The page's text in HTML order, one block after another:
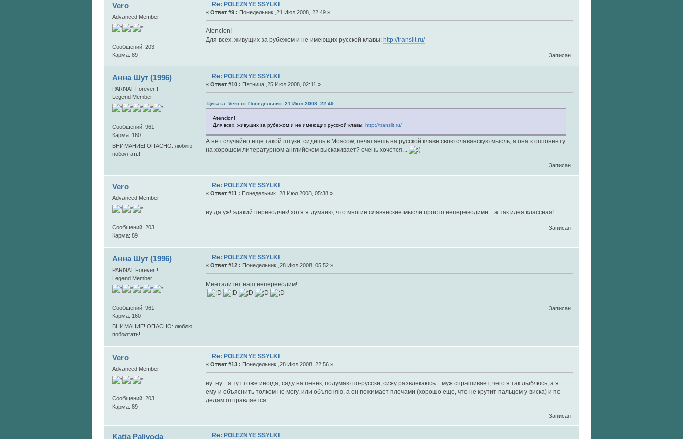
Vero
Advanced Member
Сообщений: 203
Карма: 89
Re: POLEZNYE SSYLKI
« Ответ #9 : Понедельник ,21 Июл 2008, 22:49 »
Atencion!
Для всех, живущих за рубежом и не имеющих русской клавы: http://translit.ru/
Записан
Анна Шут (1996)
PARNAT Forever!!!
Legend Member
Сообщений: 961
Карма: 160
ВНИМАНИЕ! ОПАСНО: люблю
поболтать!
Re: POLEZNYE SSYLKI
« Ответ #10 : Пятница ,25 Июл 2008, 02:11 »
Цитата: Vero от Понедельник ,21 Июл 2008, 22:49
Atencion!
Для всех, живущих за рубежом и не имеющих русской клавы: http://translit.ru/
А нет случайно еще такой штуки: сидишь в Moscow, печатаешь на русской клаве свою славянскую мысль, а она к оппоненту
на хорошем литературном английском выскакивает? очень хочется...
Записан
Vero
Advanced Member
Сообщений: 203
Карма: 89
Re: POLEZNYE SSYLKI
« Ответ #11 : Понедельник ,28 Июл 2008, 05:38 »
ну да уж! эдакий переводчик! хотя я думаию, что многие славянские мысли просто непереводими... а так идея классная!
Записан
Анна Шут (1996)
PARNAT Forever!!!
Legend Member
Сообщений: 961
Карма: 160
ВНИМАНИЕ! ОПАСНО: люблю
поболтать!
Re: POLEZNYE SSYLKI
« Ответ #12 : Понедельник ,28 Июл 2008, 05:52 »
Менталитет наш непереводим!
Записан
Vero
Advanced Member
Сообщений: 203
Карма: 89
Re: POLEZNYE SSYLKI
« Ответ #13 : Понедельник ,28 Июл 2008, 22:56 »
ну ну... я тут тоже иногда, сяду на пенек, подумаю по-русски, сижу развлекаюсь....муж спрашивает, чего я так лыблюсь, а я
ему и объяснить толком не могу, или объясняю, а он пожимает плечами (хорошо еще, что не крутит пальцем у виска) и по
делам отправляется...
Записан
Katia Palivoda Re: POLEZNYE SSYLKI